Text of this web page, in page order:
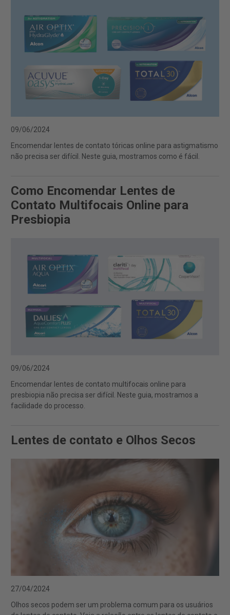
09/06/2024
Encomendar lentes de contato tóricas online para astigmatismo
não precisa ser difícil. Neste guia, mostramos como é fácil.
Como Encomendar Lentes de
Contato Multifocais Online para
Presbiopia
09/06/2024
Encomendar lentes de contato multifocais online para
presbiopia não precisa ser difícil. Neste guia, mostramos a
facilidade do processo.
Lentes de contato e Olhos Secos
27/04/2024
Olhos secos podem ser um problema comum para os usuários